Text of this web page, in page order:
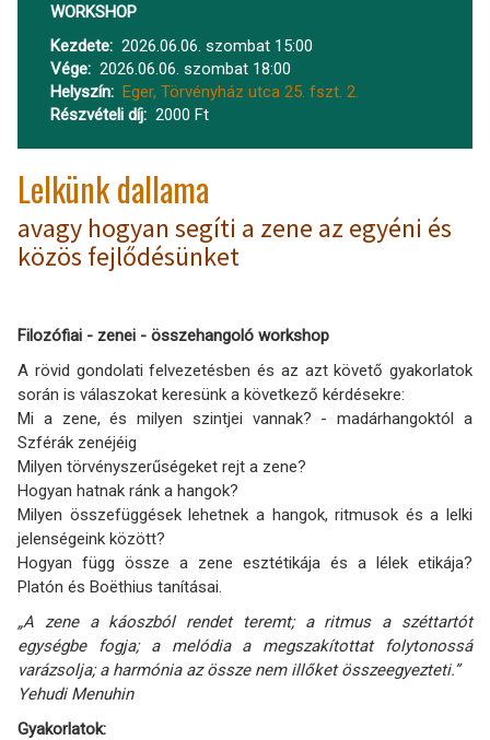
WORKSHOP
Kezdete
2026.06.06. szombat 15:00
Vége
2026.06.06. szombat 18:00
Helyszín
Eger, Törvényház utca 25. fszt. 2.
Részvételi díj
2000 Ft
Lelkünk dallama
avagy hogyan segíti a zene az egyéni és
közös fejlődésünket
Filozófiai - zenei - összehangoló workshop
A rövid gondolati felvezetésben és az azt követő gyakorlatok
során is válaszokat keresünk a következő kérdésekre:
Mi a zene, és milyen szintjei vannak? - madárhangoktól a
Szférák zenéjéig
Milyen törvényszerűségeket rejt a zene?
Hogyan hatnak ránk a hangok?
Milyen összefüggések lehetnek a hangok, ritmusok és a lelki
jelenségeink között?
Hogyan függ össze a zene esztétikája és a lélek etikája?
Platón és Boëthius tanításai.
„A zene a káoszból rendet teremt; a ritmus a széttartót
egységbe fogja; a melódia a megszakítottat folytonossá
varázsolja; a harmónia az össze nem illőket összeegyezteti.”
Yehudi Menuhin
Gyakorlatok: